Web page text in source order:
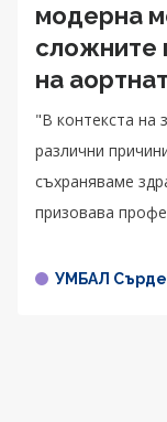
модерна
сложните
на
"В контекста на
различни
съхраняваме
призовава
УМБАЛ